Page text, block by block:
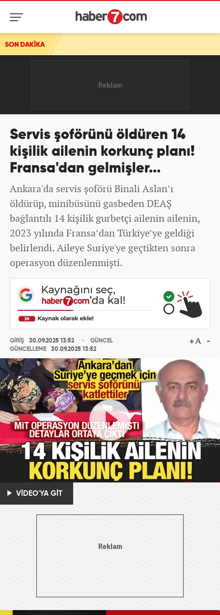
SON DAKİKA CHP'li başkana kesin ihraç talebi!
Servis şoförünü öldüren 14
kişilik ailenin korkunç planı!
Fransa'dan gelmişler...
Ankara'da servis şoförü Binali Aslan’ı
öldürüp, minibüsünü gasbeden DEAŞ
bağlantılı 14 kişilik gurbetçi ailenin ailenin,
2023 yılında Fransa’dan Türkiye’ye geldiği
belirlendi. Aileye Suriye'ye geçtikten sonra
operasyon düzenlenmişti.
GİRİŞ
30.09.2025 13:52
GÜNCELLEME
30.09.2025 13:52
GÜNCEL
VİDEO'YA GİT